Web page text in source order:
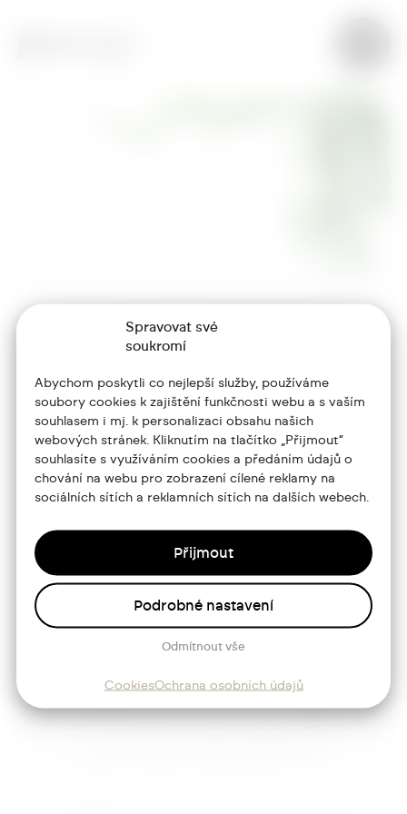
Spravovat své
soukromí
Abychom poskytli co nejlepší služby, používáme
soubory cookies k zajištění funkčnosti webu a s vaším
souhlasem i mj. k personalizaci obsahu našich
webových stránek. Kliknutím na tlačítko „Přijmout“
souhlasíte s využíváním cookies a předáním údajů o
chování na webu pro zobrazení cílené reklamy na
sociálních sítích a reklamních sítích na dalších webech.
Přijmout
Odmítnout vše
Podrobné nastavení
CookiesOchrana osobních údajů
Portfolio
O mně
Služby
Blog
Kontakt
+420 773 986 416
Josef